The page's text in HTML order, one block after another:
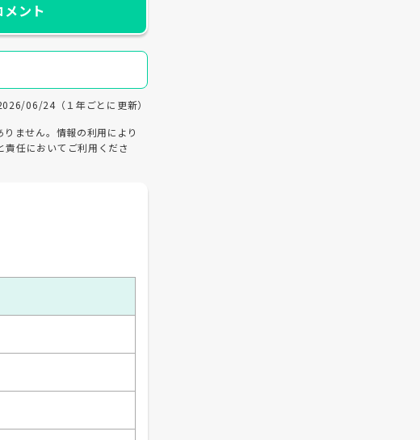
メント
06/24（１年ごとに更新）
ません。情報の利用により
任においてご利用くださ